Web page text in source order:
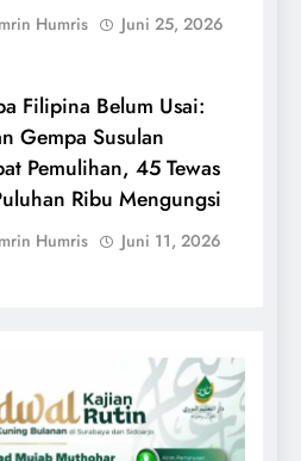
Humris Juni 25, 2026
Filipina Belum Usai:
Gempa Susulan
Pemulihan, 45 Tewas
Ribu Mengungsi
Humris Juni 11, 2026